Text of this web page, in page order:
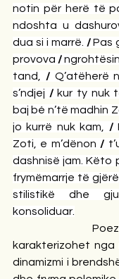
notin për herë të
ndoshta u
dua si i marrë. / Pas
provova /
tand,
/ Q’atëherë
s’ndjej / kur ty nuk
baj bé n’të madhin
jo kurrë nuk kam,
/
Zoti, e m’dënon /
dashnisë jam. Këto
frymëmarrje të
stilistikë dhe
konsoliduar.
Poezia e
karakterizohet nga
dinamizmi i